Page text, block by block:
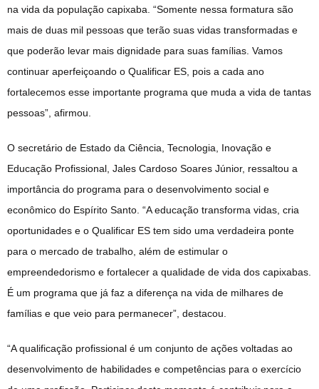
na vida da população capixaba. “Somente nessa formatura são
mais de duas mil pessoas que terão suas vidas transformadas e
que poderão levar mais dignidade para suas famílias. Vamos
continuar aperfeiçoando o Qualificar ES, pois a cada ano
fortalecemos esse importante programa que muda a vida de tantas
pessoas”, afirmou.
O secretário de Estado da Ciência, Tecnologia, Inovação e
Educação Profissional, Jales Cardoso Soares Júnior, ressaltou a
importância do programa para o desenvolvimento social e
econômico do Espírito Santo. “A educação transforma vidas, cria
oportunidades e o Qualificar ES tem sido uma verdadeira ponte
para o mercado de trabalho, além de estimular o
empreendedorismo e fortalecer a qualidade de vida dos capixabas.
É um programa que já faz a diferença na vida de milhares de
famílias e que veio para permanecer”, destacou.
“A qualificação profissional é um conjunto de ações voltadas ao
desenvolvimento de habilidades e competências para o exercício